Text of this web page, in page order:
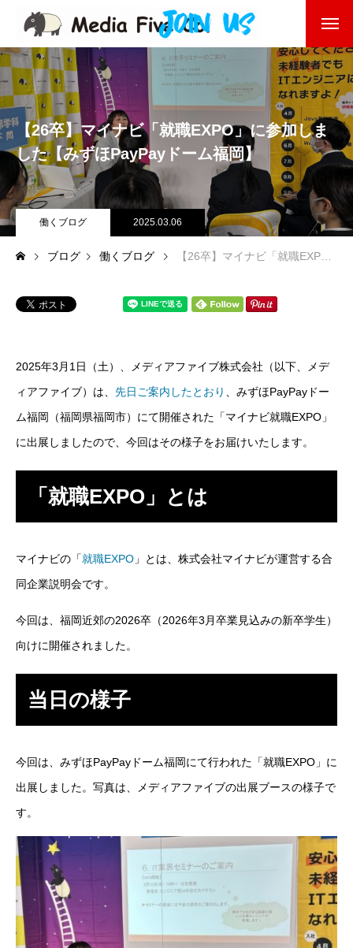
企業を知る About
企業理念
代表挨拶
会社沿革
会社概要
東京オフィス
福岡オフィス
SI事業
IT人材育成事業
業務を知る
ITエンジニア職
その他の職種
環境を知る
社内システム
社内勉強会
社内イベント
福利厚生
【26卒】マイナビ「就職EXPO」に参加しま
した【みずほPayPayドーム福岡】
働くブログ 2025.03.06
ブログ 働くブログ 【26卒】マイナビ「就職EXPO」に参加しました【みずほPayPayドーム福岡】
2025年3月1日（土）、メディアファイブ株式会社（以下、メデ
ィアファイブ）は、 先日ご案内したとおり
みずほPayPayドー
ム福岡
（福岡県福岡市） にて開催された「マイナビ就職EXPO」
に出展しましたので、今回はその様子をお届けいたします。
「就職EXPO」とは
マイナビの「就職EXPO 」とは、株式会社マイナビが運営する合
同企業説明会です。
今回は、福岡近郊の2026卒（2026年3月卒業見込みの新卒学生）
向けに開催されました。
当日の様子
今回は、 みずほPayPayドーム福岡にて行われた「就職EXPO」に
出展しました。写真は、メディアファイブの出展ブースの様子で
す。